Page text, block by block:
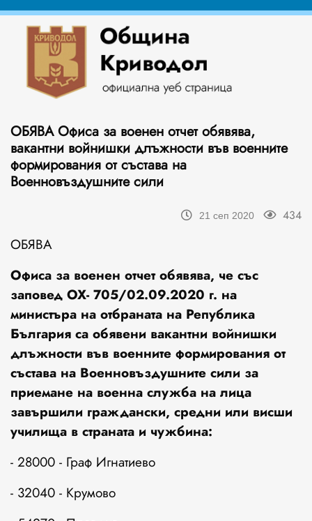
ОБЯВА Офиса за военен отчет обявява,
вакантни войнишки длъжности във военните
формирования от състава на
Военновъздушните сили
21 сеп 2020 434
ОБЯВА
Офиса за военен отчетобявява, че със
заповед ОХ- 705/02.09.2020 г. на
министъра на отбраната на Република
България са обявени вакантни войнишки
длъжности във военните формирования от
състава на Военновъздушните сили за
приемане на военна служба на лица
завършили граждански, средни или висши
училища в страната и чужбина:
- 28000 - Граф Игнатиево
- 32040 - Крумово